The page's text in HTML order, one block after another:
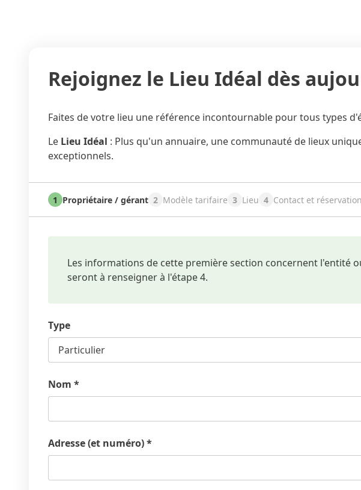
Rejoignez le Lieu Idéal dès
Faites de votre lieu une référence incontournable pour tous types
Le Lieu Idéal : Plus qu'un annuaire, une communauté de lieux
exceptionnels.
1 Propriétaire / gérant 2 Modèle tarifaire 3 Lieu 4 Contact et
Les informations de cette première section concernent l'entité
seront à renseigner à l'étape 4.
Type
Nom *
Adresse (et numéro)*